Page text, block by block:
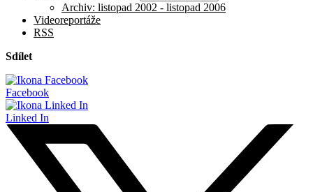
Archiv: listopad 2002 - listopad 2006
Videoreportáže
RSS
Sdílet
Facebook
Linked In